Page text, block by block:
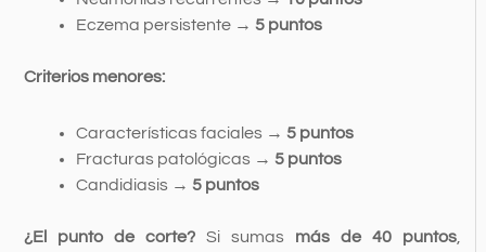
Eczema persistente → 5 puntos
Criterios menores:
Características faciales → 5 puntos
Fracturas patológicas → 5 puntos
Candidiasis → 5 puntos
¿El punto de corte?Si sumas más de 40 puntos